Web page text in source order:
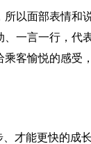
所以面部表情和
一言一行，代
客愉悦的感受
才能更快的成长